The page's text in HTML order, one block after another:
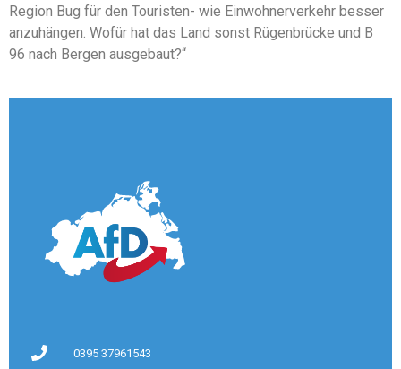
Region Bug für den Touristen- wie Einwohnerverkehr besser
anzuhängen. Wofür hat das Land sonst Rügenbrücke und B
96 nach Bergen ausgebaut?“
0395 37961543